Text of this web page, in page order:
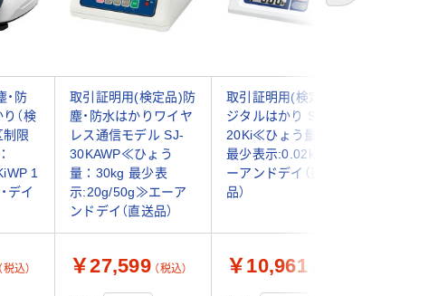
防
（検
限
1
デイ
取引証明用(検定品)防
塵・防水はかりワイヤ
レス通信モデル SJ-
30KAWP≪ひょう
量：30kg 最少表
示:20g/50g≫エーア
ンドデイ（直送品）
取引証明用(検定付)デ
ジタルはかり SK-
20Ki≪ひょう量:20kg
最少表示:0.02kg≫ エ
ーアンドデイ（直送
品）
（税込） ￥27,599 （税込） ￥10,961